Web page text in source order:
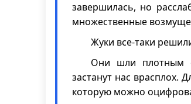
завершилась, но
множественные
Жуки все-таки
Они шли плотным
застанут нас врасплох.
которую можно